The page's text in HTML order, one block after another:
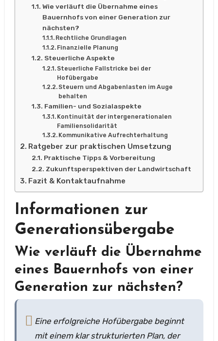
Wie verläuft die Übernahme eines
Bauernhofs von einer Generation zur
nächsten?
Rechtliche Grundlagen
Finanzielle Planung
Steuerliche Aspekte
Steuerliche Fallstricke bei der
Hofübergabe
Steuern und Abgabenlasten im Auge
behalten
Familien- und Sozialaspekte
Kontinuität der intergenerationalen
Familiensolidarität
Kommunikative Aufrechterhaltung
Ratgeber zur praktischen Umsetzung
Praktische Tipps & Vorbereitung
Zukunftsperspektiven der Landwirtschaft
Fazit & Kontaktaufnahme
Informationen zur
Generationsübergabe
Wie verläuft die Übernahme
eines Bauernhofs von einer
Generation zur nächsten?
Eine erfolgreiche Hofübergabe beginnt
mit einem klar strukturierten Plan, der